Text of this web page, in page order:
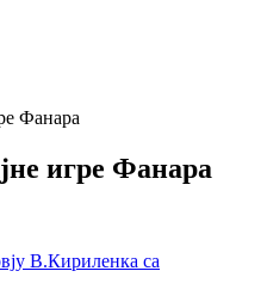
Фанара
игре Фанара